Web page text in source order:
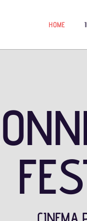
HOME